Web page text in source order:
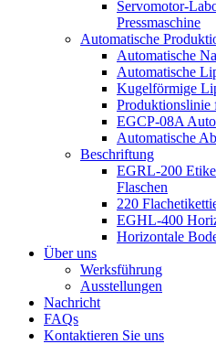
Servomotor-
Pressmaschine
Automatische
Automatische
Automatische
Kugelförmige
Produktionslinie
EGCP-08A
Automatische
Beschriftung
EGRL-200
Flaschen
220
EGHL-400
Horizontale
Über uns
Werksführung
Ausstellungen
Nachricht
FAQs
Kontaktieren Sie uns